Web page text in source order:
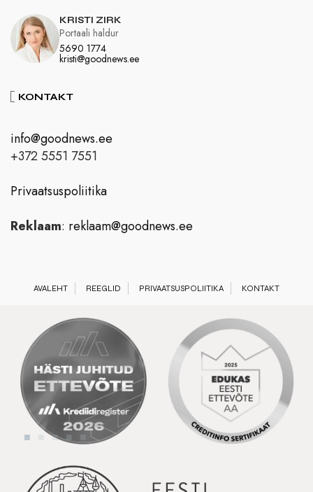
KRISTI ZIRK
5690 1774
kristi@goodnews.ee
Portaali haldur
KONTAKT
info@goodnews.ee
+372 5551 7551
Privaatsuspoliitika
Reklaam: reklaam@goodnews.ee
AVALEHT REEGLID PRIVAATSUSPOLIITIKA KONTAKT